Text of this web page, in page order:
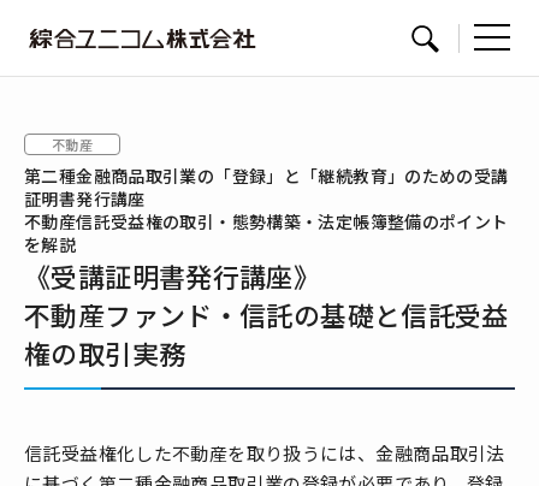
ニ
コ
ム
《受講証明書発行講座》
不動産ファンド・信託の基礎と信託受益
権の取引実務
第二種金融商品取引業の「登録」と「継続教育」のための受講
証明書発行講座
不動産信託受益権の取引・態勢構築・法定帳簿整備のポイント
を解説
不動産
信託受益権化した不動産を取り扱うには、金融商品取引法